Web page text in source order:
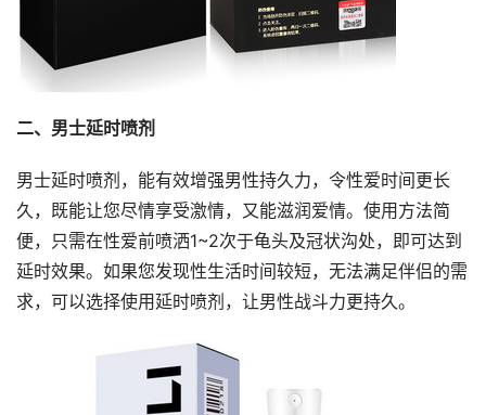
二、男士延时喷剂
男士延时喷剂，能有效增强男性持久力，令性爱时间更长
久，既能让您尽情享受激情，又能滋润爱情。使用方法简
便，只需在性爱前喷洒1~2次于龟头及冠状沟处，即可达到
延时效果。如果您发现性生活时间较短，无法满足伴侣的需
求，可以选择使用延时喷剂，让男性战斗力更持久。